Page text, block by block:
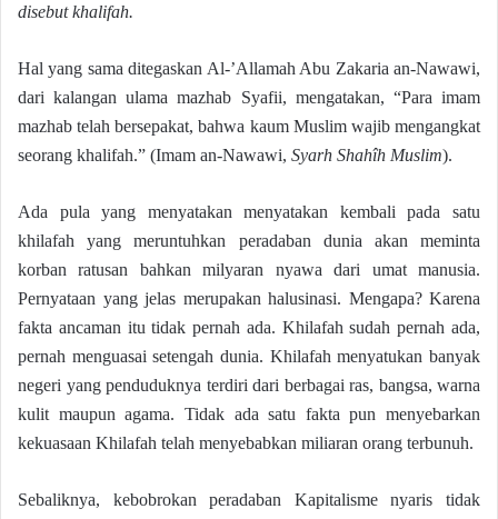
disebut khalifah.
Hal yang sama ditegaskan Al-’Allamah Abu Zakaria an-Nawawi,
dari kalangan ulama mazhab Syafii, mengatakan, “Para imam
mazhab telah bersepakat, bahwa kaum Muslim wajib mengangkat
seorang khalifah.” (Imam an-Nawawi, Syarh Shahîh Muslim).
Ada pula yang menyatakan menyatakan kembali pada satu
khilafah yang meruntuhkan peradaban dunia akan meminta
korban ratusan bahkan milyaran nyawa dari umat manusia.
Pernyataan yang jelas merupakan halusinasi. Mengapa? Karena
fakta ancaman itu tidak pernah ada. Khilafah sudah pernah ada,
pernah menguasai setengah dunia. Khilafah menyatukan banyak
negeri yang penduduknya terdiri dari berbagai ras, bangsa, warna
kulit maupun agama. Tidak ada satu fakta pun menyebarkan
kekuasaan Khilafah telah menyebabkan miliaran orang terbunuh.
Sebaliknya, kebobrokan peradaban Kapitalisme nyaris tidak